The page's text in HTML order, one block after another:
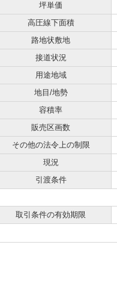
坪単価
高圧線下面積
路地状敷地
接道状況
用途地域
地目/地勢
容積率
販売区画数
その他の法令上の制限
現況
引渡条件
取引条件の有効期限